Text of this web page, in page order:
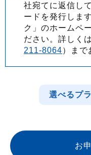
社宛てに返信し
ードを発行しま
ク」のホームペ
ださい。詳しく
211-8064）まで
選べるプ
お